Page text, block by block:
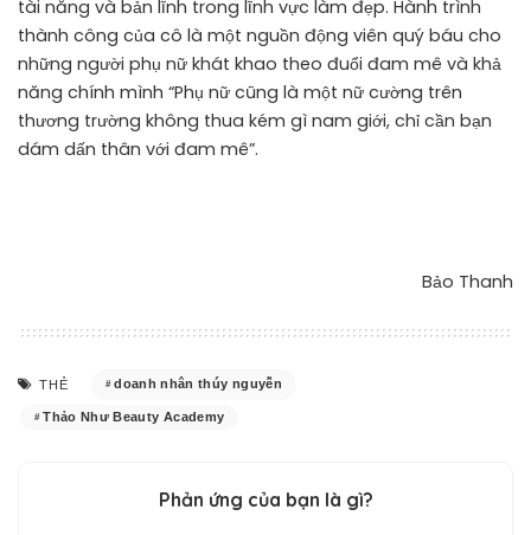
tài năng và bản lĩnh trong lĩnh vực làm đẹp. Hành trình
thành công của cô là một nguồn động viên quý báu cho
những người phụ nữ khát khao theo đuổi đam mê và khả
năng chính mình “Phụ nữ cũng là một nữ cường trên
thương trường không thua kém gì nam giới, chỉ cần bạn
dám dấn thân với đam mê”.
Bảo Thanh
THẺ doanh nhân thúy nguyễn
Thảo Như Beauty Academy
Phản ứng của bạn là gì?